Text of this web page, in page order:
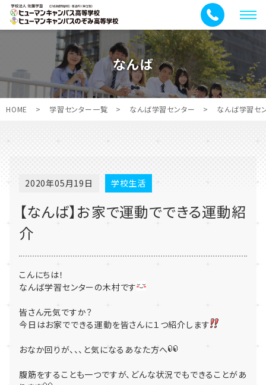
メ
ニ
ュ
ー
なんば
HOME > 学習センター一覧 > なんば学習センター > なんば学習セ
2020年05月19日 学校生活
【なんば】お家で運動でできる運動紹
介
こんにちは！
なんば学習センターの木村です
皆さん元気ですか？
今日はお家でできる運動を皆さんに１つ紹介します
おなか回りが、、、と気になるあなた方へ
腹筋をすることも一つですが、どんな状況でもできることがあ